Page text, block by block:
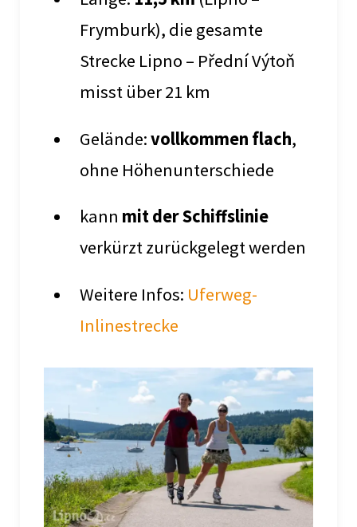
Frymburk), die gesamte
Strecke Lipno – Přední Výtoň
misst über 21 km
Gelände:vollkommen flach,
ohne Höhenunterschiede
kann mit der Schiffslinie
verkürzt zurückgelegt werden
Weitere Infos: Uferweg-
Inlinestrecke